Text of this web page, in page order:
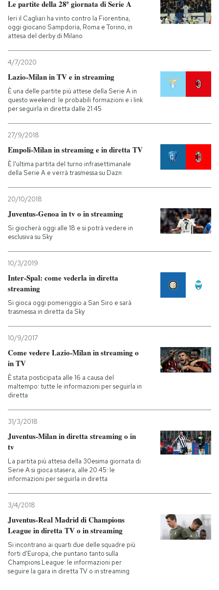
Le partite della 28ª giornata di Serie A
Ieri il Cagliari ha vinto contro la Fiorentina,
oggi giocano Sampdoria, Roma e Torino, in
attesa del derby di Milano
4/7/2020
Lazio-Milan in TV e in streaming
È una delle partite più attese della Serie A in
questo weekend: le probabili formazioni e i link
per seguirla in diretta dalle 21.45
27/9/2018
Empoli-Milan in streaming e in diretta TV
È l'ultima partita del turno infrasettimanale
della Serie A e verrà trasmessa su Dazn
20/10/2018
Juventus-Genoa in tv o in streaming
Si giocherà oggi alle 18 e si potrà vedere in
esclusiva su Sky
10/3/2019
Inter-Spal: come vederla in diretta
streaming
Si gioca oggi pomeriggio a San Siro e sarà
trasmessa in diretta da Sky
10/9/2017
Come vedere Lazio-Milan in streaming o
in TV
È stata posticipata alle 16 a causa del
maltempo: tutte le informazioni per seguirla in
diretta
31/3/2018
Juventus-Milan in diretta streaming o in
tv
La partita più attesa della 30esima giornata di
Serie A si gioca stasera, alle 20.45: le
informazioni per seguirla in diretta
3/4/2018
Juventus-Real Madrid di Champions
League in diretta TV o in streaming
Si incontrano ai quarti due delle squadre più
forti d'Europa, che puntano tanto sulla
Champions League: le informazioni per
seguire la gara in diretta TV o in streaming